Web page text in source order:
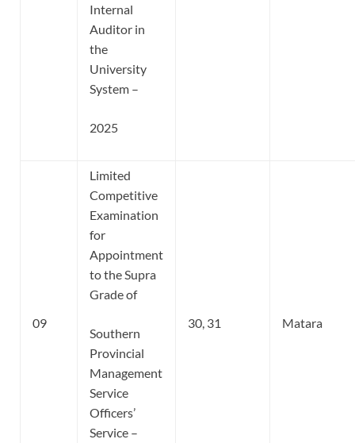
Internal
Auditor in
the
University
System –
2025
09
Limited
Competitive
Examination
for
Appointment
to the Supra
Grade of
Southern
Provincial
Management
Service
Officers’
Service –
30, 31 Matara